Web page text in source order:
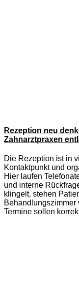
Rezeption neu
Zahnarztpraxen
Die Rezeption ist in
Kontaktpunkt und
Hier laufen
und interne
klingelt, stehen
Behandlungszimmer
Termine sollen